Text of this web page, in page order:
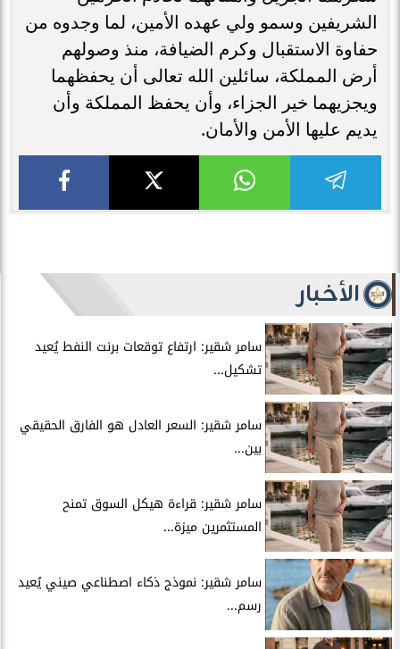
الشريفين وسمو ولي عهده الأمين، لما وجدوه من
حفاوة الاستقبال وكرم الضيافة، منذ وصولهم
أرض المملكة، سائلين الله تعالى أن يحفظهما
ويجزيهما خير الجزاء، وأن يحفظ المملكة وأن
يديم عليها الأمن والأمان.
الأخبار
سامر شقير: ارتفاع توقعات برنت النفط يُعيد
تشكيل...
سامر شقير: السعر العادل هو الفارق الحقيقي
بين...
سامر شقير: قراءة هيكل السوق تمنح
المستثمرين ميزة...
سامر شقير: نموذج ذكاء اصطناعي صيني يُعيد
رسم...